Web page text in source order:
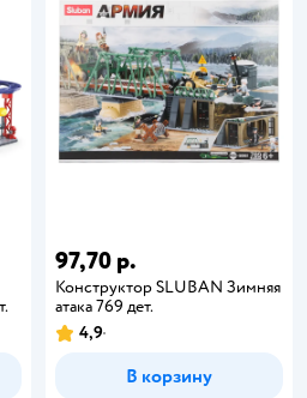
97,70 р.
Конструктор SLUBAN Зимняя
атака 769 дет.
4,9
В корзину